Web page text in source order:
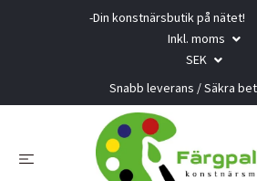
-Din konstnärsbutik på nätet!
Inkl. moms
SEK
Snabb leverans / Säkra